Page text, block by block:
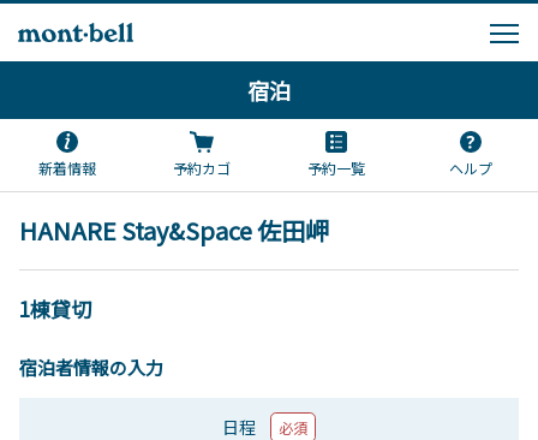
宿泊
新着情報 予約カゴ 予約一覧 ヘルプ
HANARE Stay&Space 佐田岬
1棟貸切
宿泊者情報の入力
日程 必須